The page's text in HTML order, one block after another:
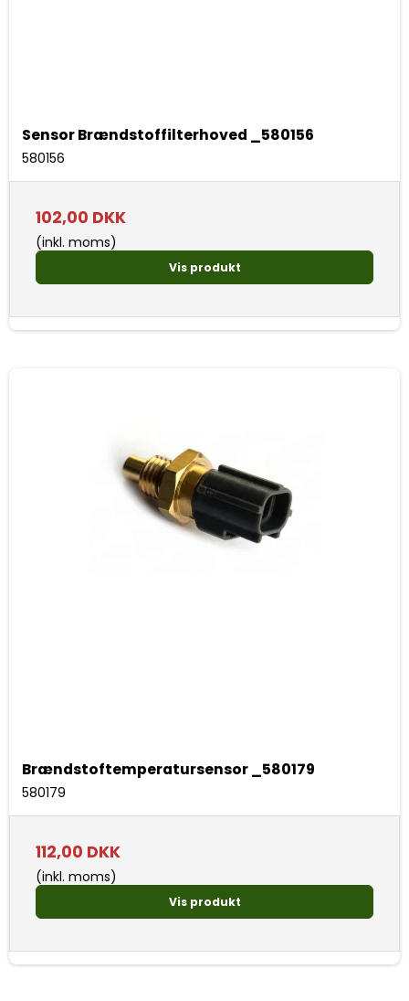
Sensor Brændstoffilterhoved _580156
580156
102,00 DKK
(inkl. moms)
Vis produkt
Brændstoftemperatursensor _580179
580179
112,00 DKK
(inkl. moms)
Vis produkt